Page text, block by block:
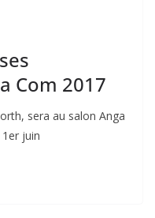
Com 2017
sera au salon Anga
juin